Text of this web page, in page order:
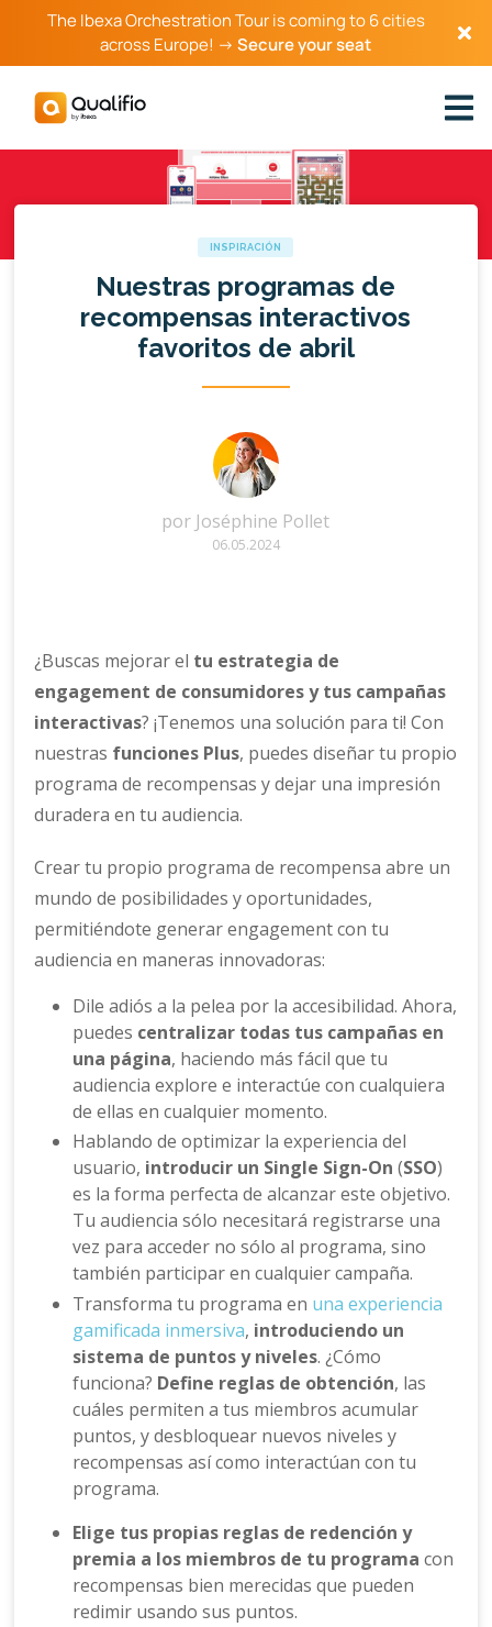
The Ibexa Orchestration Tour is coming to 6 cities
across Europe! →Secure your seat
INSPIRACIÓN
Nuestras programas de
recompensas interactivos
favoritos de abril
por Joséphine Pollet
06.05.2024
¿Buscas mejorar el tu estrategia de
engagement de consumidores y tus campañas
interactivas? ¡Tenemos una solución para ti! Con
nuestras funciones Plus, puedes diseñar tu propio
programa de recompensas y dejar una impresión
duradera en tu audiencia.
Crear tu propio programa de recompensa abre un
mundo de posibilidades y oportunidades,
permitiéndote generar engagement con tu
audiencia en maneras innovadoras:
Dile adiós a la pelea por la accesibilidad. Ahora,
puedes centralizar todas tus campañas en
una página, haciendo más fácil que tu
audiencia explore e interactúe con cualquiera
de ellas en cualquier momento.
Hablando de optimizar la experiencia del
usuario, introducir un Single Sign-On(SSO)
es la forma perfecta de alcanzar este objetivo.
Tu audiencia sólo necesitará registrarse una
vez para acceder no sólo al programa, sino
también participar en cualquier campaña.
Transforma tu programa en una experiencia
gamificada inmersiva, introduciendo un
sistema de puntos y niveles. ¿Cómo
funciona? Define reglas de obtención, las
cuáles permiten a tus miembros acumular
puntos, y desbloquear nuevos niveles y
recompensas así como interactúan con tu
programa.
Elige tus propias reglas de redención y
premia a los miembros de tu programa con
recompensas bien merecidas que pueden
redimir usando sus puntos.